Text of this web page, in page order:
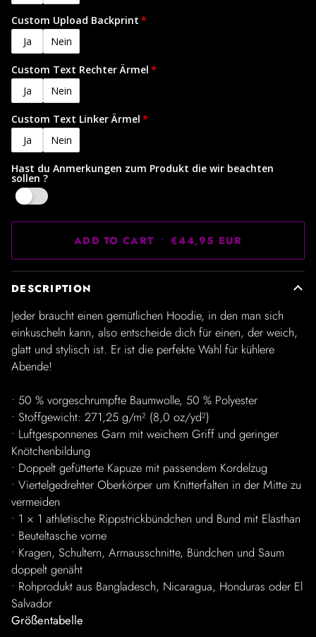
Custom Upload Backprint
Ja
Nein
Custom Text Rechter Ärmel
Ja
Nein
Custom Text Linker Ärmel
Ja
Nein
Hast du Anmerkungen zum Produkt die wir beachten
sollen ?
ADD TO CART • €44,95 EUR
DESCRIPTION
Jeder braucht einen gemütlichen Hoodie, in den man sich
einkuscheln kann, also entscheide dich für einen, der weich,
glatt und stylisch ist. Er ist die perfekte Wahl für kühlere
Abende!
• 50 % vorgeschrumpfte Baumwolle, 50 % Polyester
• Stoffgewicht: 271,25 g/m² (8,0 oz/yd²)
• Luftgesponnenes Garn mit weichem Griff und geringer
Knötchenbildung
• Doppelt gefütterte Kapuze mit passendem Kordelzug
• Viertelgedrehter Oberkörper um Knitterfalten in der Mitte zu
vermeiden
• 1 × 1 athletische Rippstrickbündchen und Bund mit Elasthan
• Beuteltasche vorne
• Kragen, Schultern, Armausschnitte, Bündchen und Saum
doppelt genäht
• Rohprodukt aus Bangladesch, Nicaragua, Honduras oder El
Salvador
Größentabelle